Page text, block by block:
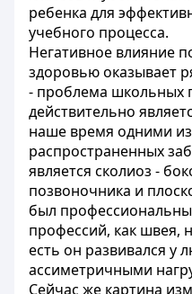
ребенка для
учебного процесса.
Негативное влияние
здоровью оказывает
- проблема школьных
действительно
наше время одними
распространенных
является сколиоз -
позвоночника и
был
профессий, как швея,
есть он развивался у
ассиметричными
Сейчас же картина